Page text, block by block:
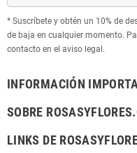
* Suscríbete y obtén un 10% de
de baja en cualquier momento.
contacto en el aviso legal.
INFORMACIÓN
SOBRE
LINKS DE